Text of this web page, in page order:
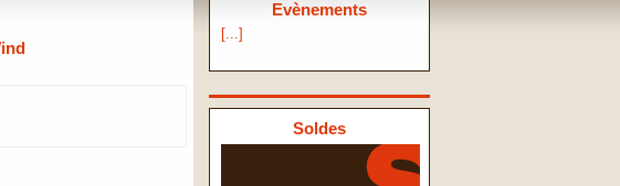
Evènements
[...]
Soldes